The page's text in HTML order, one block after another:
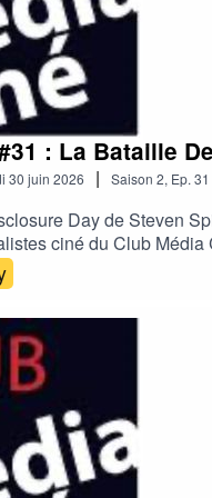
du podcast
: La Bataille
30 juin 2026 | Saison 2, Ep. 31
Day de Steven
ciné du Club Média
Ruiz$L'inconnue
(Ebra Presse et
et Jean-Philippe